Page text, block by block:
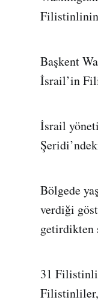
Filistinlinin
Başkent
İsrail’in
İsrail
Bölgede
verdiği
getirdikten
31
Filistinliler,